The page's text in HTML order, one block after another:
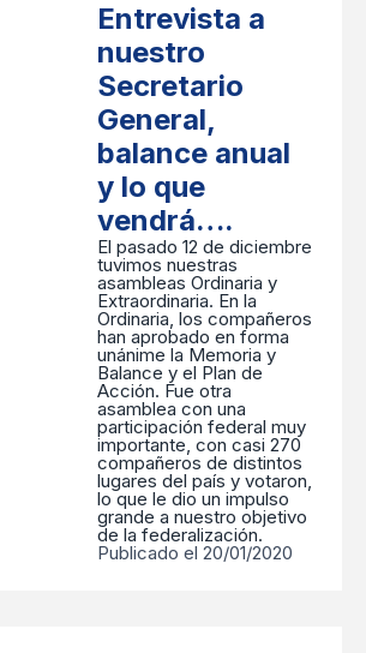
Entrevista a
nuestro
Secretario
General,
balance anual
y lo que
vendrá….
El pasado 12 de diciembre
tuvimos nuestras
asambleas Ordinaria y
Extraordinaria. En la
Ordinaria, los compañeros
han aprobado en forma
unánime la Memoria y
Balance y el Plan de
Acción. Fue otra
asamblea con una
participación federal muy
importante, con casi 270
compañeros de distintos
lugares del país y votaron,
lo que le dio un impulso
grande a nuestro objetivo
de la federalización.
Publicado el 20/01/2020